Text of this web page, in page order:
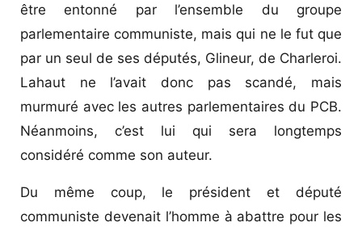
être entonné par l’ensemble du groupe
parlementaire communiste, mais qui ne le fut que
par un seul de ses députés, Glineur, de Charleroi.
Lahaut ne l’avait donc pas scandé, mais
murmuré avec les autres parlementaires du PCB.
Néanmoins, c’est lui qui sera longtemps
considéré comme son auteur.
Du même coup, le président et député
communiste devenait l’homme à abattre pour les